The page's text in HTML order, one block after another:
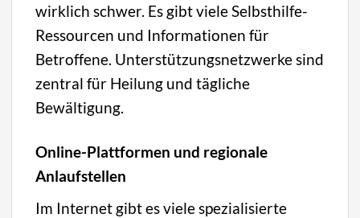
wirklich schwer. Es gibt viele Selbsthilfe-
Ressourcen und Informationen für
Betroffene. Unterstützungsnetzwerke sind
zentral für Heilung und tägliche
Bewältigung.
Online-Plattformen und regionale
Anlaufstellen
Im Internet gibt es viele spezialisierte